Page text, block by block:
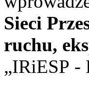
Sieci
ruchu,
„IRiESP -